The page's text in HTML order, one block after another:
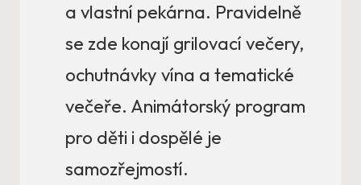
a vlastní pekárna. Pravidelně
se zde konají grilovací večery,
ochutnávky vína a tematické
večeře. Animátorský program
pro děti i dospělé je
samozřejmostí.